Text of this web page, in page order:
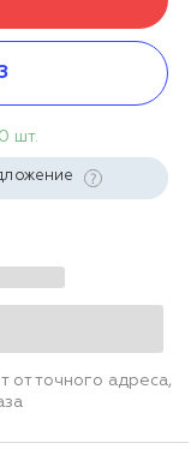
шт.
от точного адреса,